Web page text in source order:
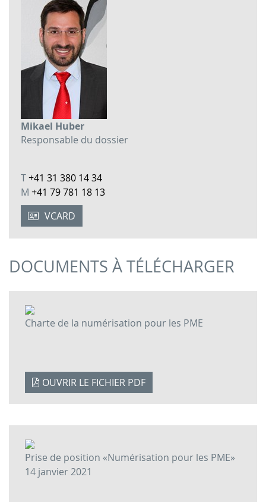
Mikael Huber
Responsable du dossier
T+41 31 380 14 34
M +41 79 781 18 13
VCARD
DOCUMENTS À TÉLÉCHARGER
Charte de la numérisation pour les PME
OUVRIR LE FICHIER PDF
Prise de position «Numérisation pour les PME»
14 janvier 2021